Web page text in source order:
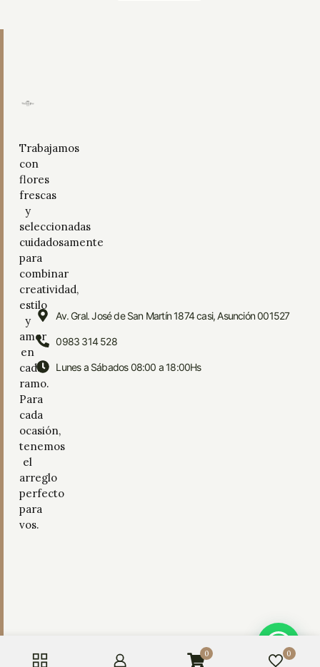
Trabajamos
con
flores
frescas
y
seleccionadas
cuidadosamente
para
combinar
creatividad,
estilo
y
amor
en
cada
ramo.
Para
cada
ocasión,
tenemos
el
arreglo
perfecto
para
vos.
Av. Gral. José de San Martín 1874 casi, Asunción 001527
0983 314 528
Lunes a Sábados 08:00 a 18:00Hs
0 0